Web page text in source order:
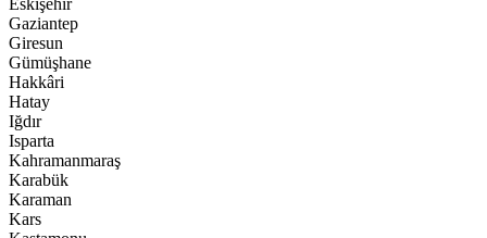
Eskişehir
Gaziantep
Giresun
Gümüşhane
Hakkâri
Hatay
Iğdır
Isparta
Kahramanmaraş
Karabük
Karaman
Kars